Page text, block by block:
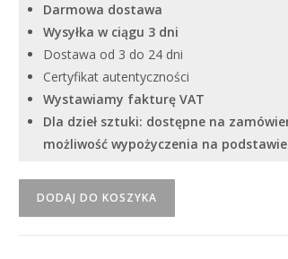
Darmowa dostawa
Wysyłka w ciągu 3 dni
Dostawa od 3 do 24 dni
Certyfikat autentyczności
Wystawiamy fakturę VAT
Dla dzieł sztuki: dostępne na
możliwość wypożyczenia na
ilość
"Back
DODAJ DO KOSZYKA